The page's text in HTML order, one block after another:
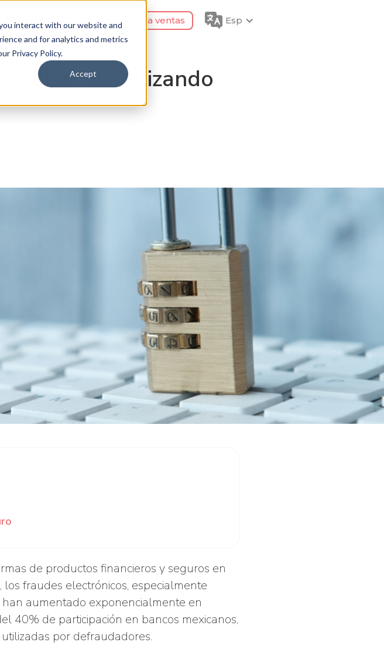
interact with our website and
and for analytics and metrics
Privacy Policy.
Accept
Blog Contacta a ventas Esp
digitalizando
de productos financieros y seguros en
fraudes electrónicos, especialmente
aumentado exponencialmente en
40% de participación en bancos mexicanos,
por defraudadores.